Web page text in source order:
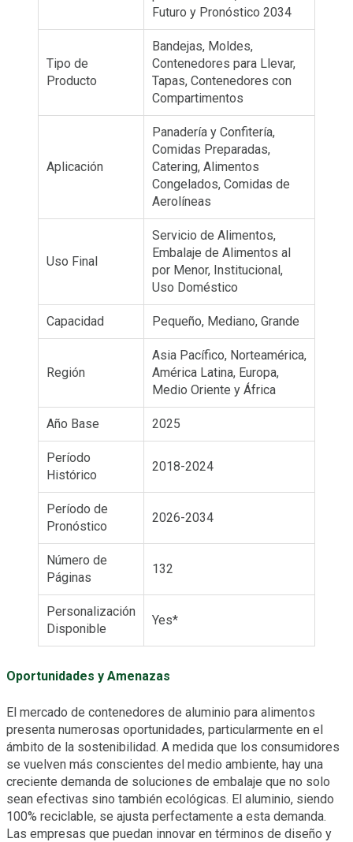
Futuro y Pronóstico 2034
Tipo de
Producto
Bandejas, Moldes,
Contenedores para Llevar,
Tapas, Contenedores con
Compartimentos
Aplicación
Panadería y Confitería,
Comidas Preparadas,
Catering, Alimentos
Congelados, Comidas de
Aerolíneas
Uso Final
Servicio de Alimentos,
Embalaje de Alimentos al
por Menor, Institucional,
Uso Doméstico
Capacidad Pequeño, Mediano, Grande
Región
Asia Pacífico, Norteamérica,
América Latina, Europa,
Medio Oriente y África
Año Base 2025
Período
Histórico
2018-2024
Período de
Pronóstico
2026-2034
Número de
Páginas
132
Personalización
Disponible
Yes*
Oportunidades y Amenazas
El mercado de contenedores de aluminio para alimentos
presenta numerosas oportunidades, particularmente en el
ámbito de la sostenibilidad. A medida que los consumidores
se vuelven más conscientes del medio ambiente, hay una
creciente demanda de soluciones de embalaje que no solo
sean efectivas sino también ecológicas. El aluminio, siendo
100% reciclable, se ajusta perfectamente a esta demanda.
Las empresas que puedan innovar en términos de diseño y